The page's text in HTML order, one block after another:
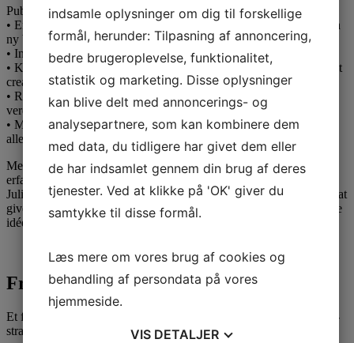
Publikum får med sig
• En inspirerende fortælling om at skabe en karriere fra bunden i en
ny branche
• Indsigt i, hvordan man arbejder professionelt med sociale medier
• Konkrete tips og værktøjer til at starte som influencer eller content
creator
• Refleksioner over autenticitet, ansvar og selvtillid i en digital
verden
• Motivation til at turde gå sin egen vej – også når den ikke ligner
alle andres
Med mere end ti års erfaring i branchen deler hun åbent sine
erfaringer med branding, strategi, samarbejder og selvudvikling.
Julia formidler med varme, humor og autenticitet – og brænder for at
give næste generation af unge kvinder modet til at tro på deres egne
idéer og skabe deres egne veje.
Fra følgere til fællesskab - Julia Sofia
Et foredrag om digital autenticitet, brandopbygning og community-
strategi.
indsamle oplysninger om dig til forskellige
formål, herunder: Tilpasning af annoncering,
bedre brugeroplevelse, funktionalitet,
statistik og marketing. Disse oplysninger
kan blive delt med annoncerings- og
analysepartnere, som kan kombinere dem
med data, du tidligere har givet dem eller
de har indsamlet gennem din brug af deres
tjenester. Ved at klikke på 'OK' giver du
samtykke til disse formål.
Læs mere om vores brug af cookies og
behandling af persondata på vores
hjemmeside.
VIS DETALJER